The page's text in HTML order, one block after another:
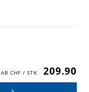
209.90